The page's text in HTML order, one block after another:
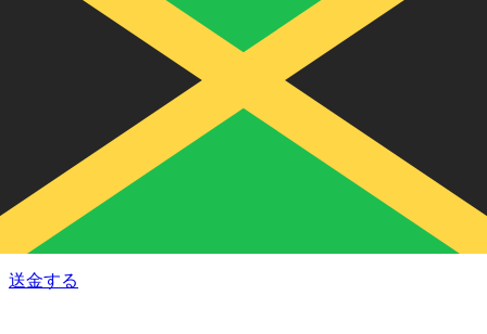
Xe 国際送金
オンラインの送金が迅速、安全、簡単に行えます。ライブの
追跡と通知に加え、柔軟な配信と支払いオプションをご利用
いただけます。
送金する